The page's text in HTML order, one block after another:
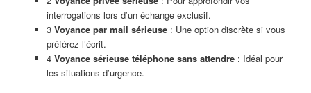
interrogations lors d’un échange exclusif.
3 Voyance par mail sérieuse: Une option discrète si vous
préférez l’écrit.
4 Voyance sérieuse téléphone sans attendre: Idéal pour
les situations d’urgence.